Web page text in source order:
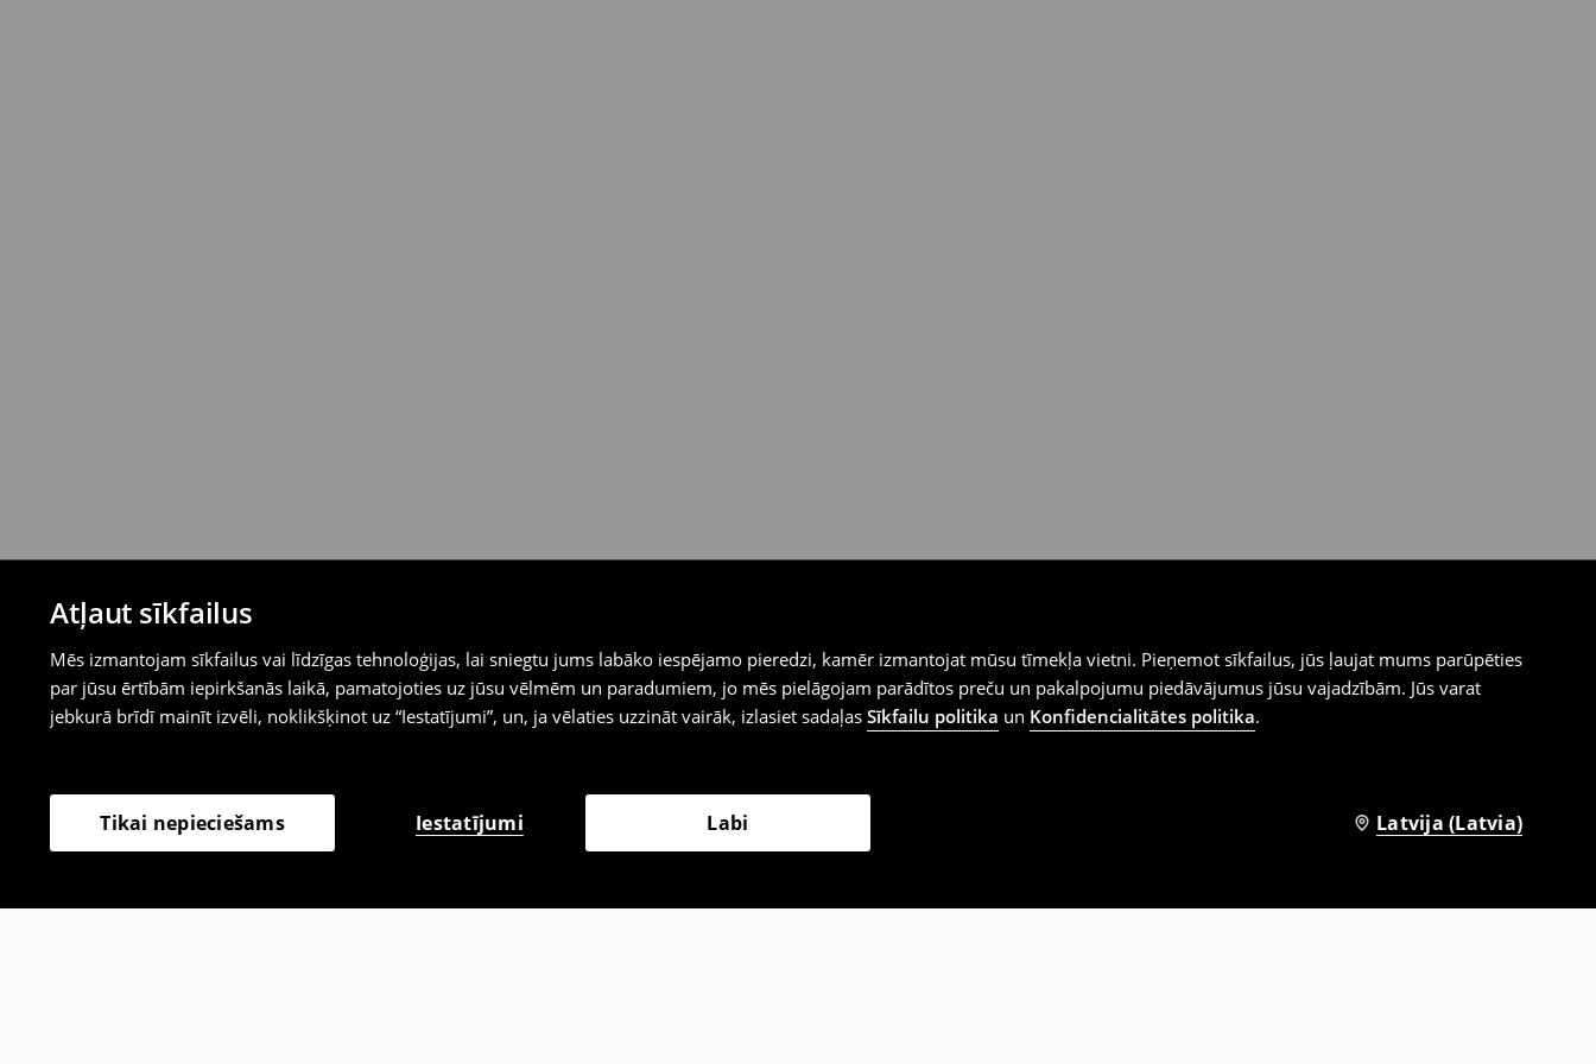
Atļaut sīkfailus
Mēs izmantojam sīkfailus vai līdzīgas tehnoloģijas, lai sniegtu jums labāko iespējamo pieredzi, kamēr izmantojat mūsu tīmekļa vietni. Pieņemot sīkfailus, jūs ļaujat mums parūpēties
par jūsu ērtībām iepirkšanās laikā, pamatojoties uz jūsu vēlmēm un paradumiem, jo mēs pielāgojam parādītos preču un pakalpojumu piedāvājumus jūsu vajadzībām. Jūs varat
jebkurā brīdī mainīt izvēli, noklikšķinot uz “Iestatījumi”, un, ja vēlaties uzzināt vairāk, izlasiet sadaļas Sīkfailu politika un Konfidencialitātes politika.
Tikai nepieciešams Iestatījumi Labi Latvija (Latvia)